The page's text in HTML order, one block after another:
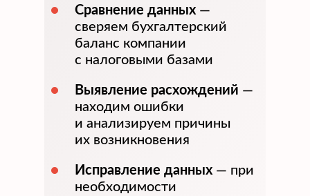
Сравнение данных —
сверяем бухгалтерский
баланс компании
с налоговыми базами
Выявление расхождений —
находим ошибки
и анализируем причины
их возникновения
Исправление данных — при
необходимости